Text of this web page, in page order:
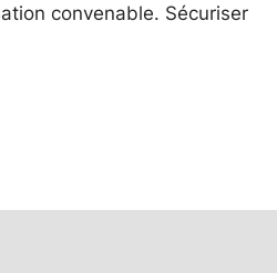
convenable. Sécuriser